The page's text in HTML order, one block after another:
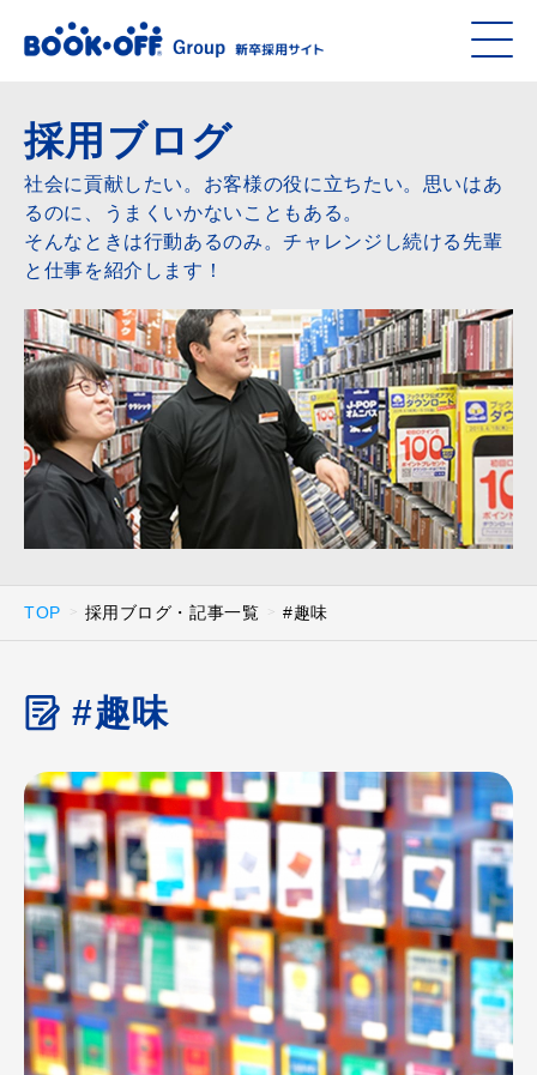
採用ブログ
社会に貢献したい。お客様の役に立ちたい。思いはあ
るのに、うまくいかないこともある。
そんなときは行動あるのみ。チャレンジし続ける先輩
と仕事を紹介します！
TOP 採用ブログ・記事一覧 #趣味
#趣味